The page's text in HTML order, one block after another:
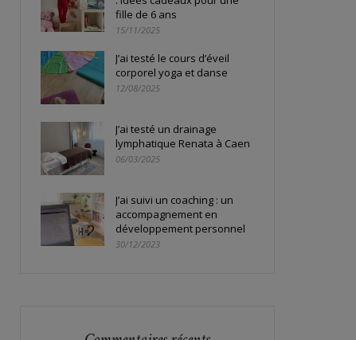
fille de 6 ans
15/11/2025
J’ai testé le cours d’éveil
corporel yoga et danse
12/08/2025
J’ai testé un drainage
lymphatique Renata à Caen
06/03/2025
J’ai suivi un coaching : un
accompagnement en
développement personnel
30/12/2023